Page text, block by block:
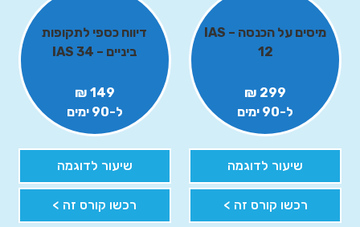
מיסים על הכנסה – IAS
12
299 ₪
ל-90 ימים
שיעור לדוגמה
רכשו קורס זה >
דיווח כספי לתקופות
ביניים – IAS 34
149 ₪
ל-90 ימים
שיעור לדוגמה
רכשו קורס זה >